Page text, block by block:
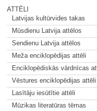
ATTĒLI
Latvijas kultūrvides takas
Mūsdienu Latvija attēlos
Sendienu Latvija attēlos
Meža enciklopēdijas attēli
Enciklopēdiskās vārdnīcas
Vēstures enciklopēdijas attēli
Lasītāju iesūtītie attēli
Mūzikas literatūras tēmas